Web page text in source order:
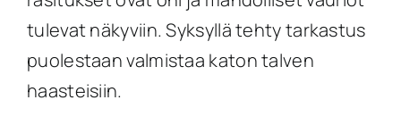
tulevat näkyviin. Syksyllä tehty tarkastus
puolestaan valmistaa katon talven
haasteisiin.